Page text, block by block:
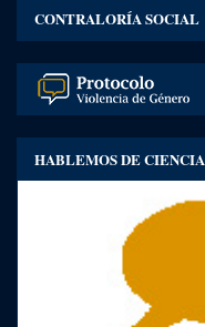
CONTRALORÍA SOCIAL
HABLEMOS DE CIENCIA